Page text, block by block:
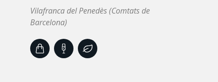
Vilafranca del Penedès (Comtats de
Barcelona)